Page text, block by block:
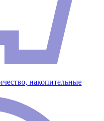
накопительные